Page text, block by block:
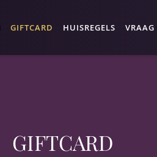
GIFTCARD HUISREGELS
GIFTCARD